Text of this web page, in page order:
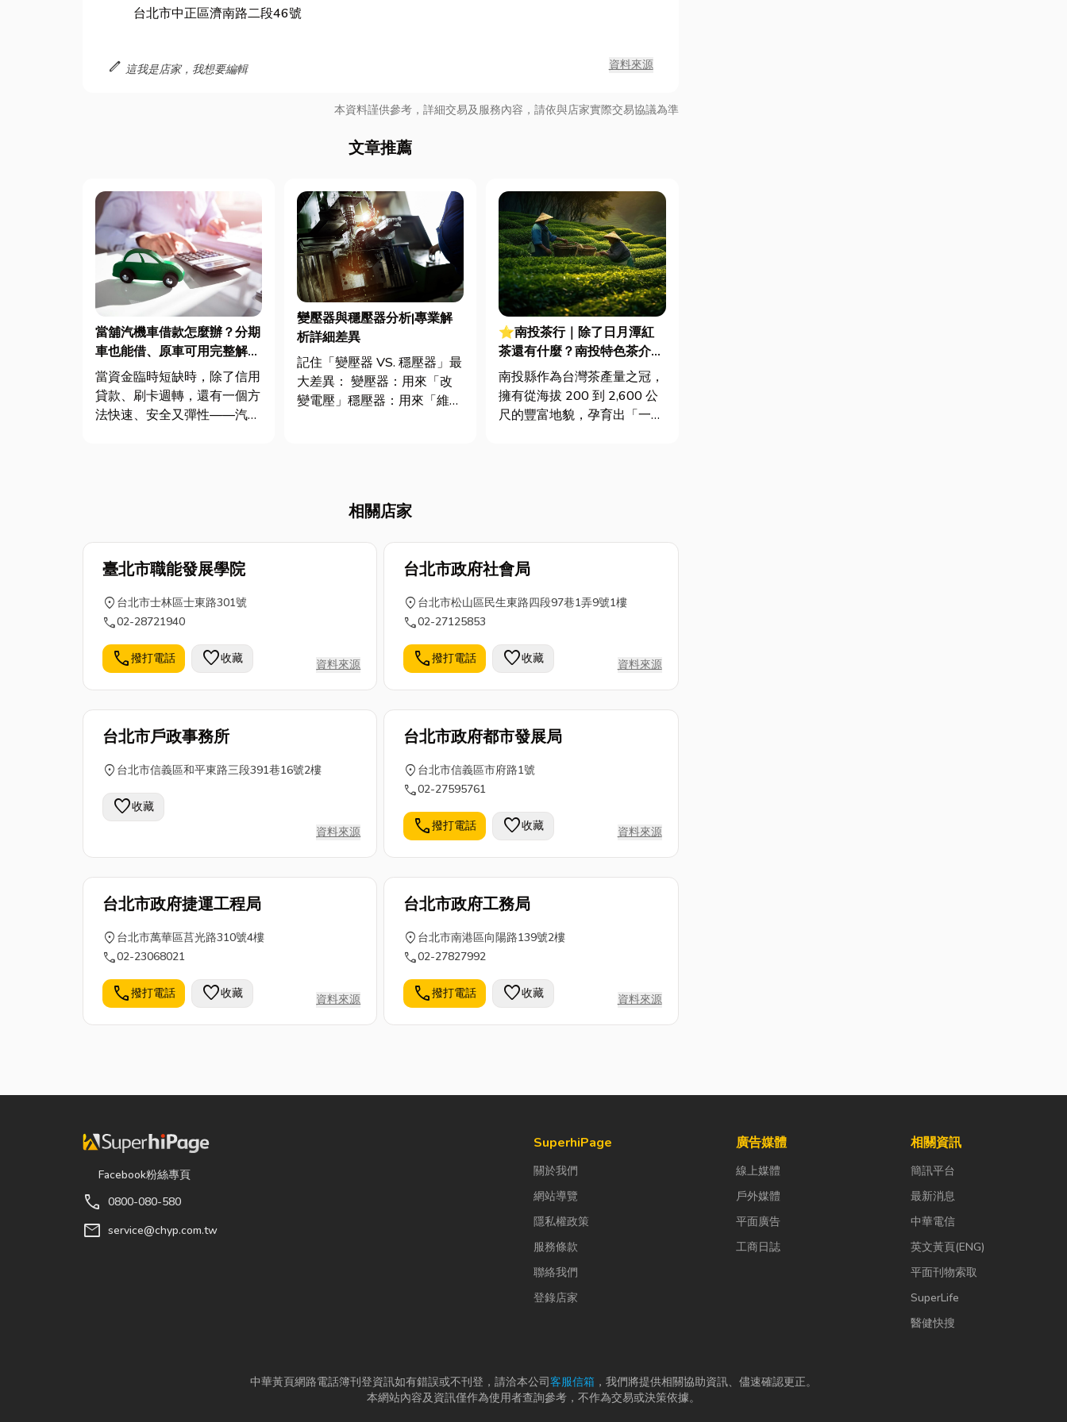
台北市中正區濟南路二段46號
edit 這我是店家，我想要編輯 資料來源
本資料謹供參考，詳細交易及服務內容，請依與店家實際交易協議為準
文章推薦
當舖汽機車借款怎麼辦？分期
車也能借、原車可用完整解
析！
當資金臨時短缺時，除了信用
貸款、刷卡週轉，還有一個方
法快速、安全又彈性——汽車
變壓器與穩壓器分析|專業解
析詳細差異
記住「變壓器 VS. 穩壓器」最
大差異： 變壓器：用來「改
變電壓」穩壓器：用來「維持
⭐南投茶行｜除了日月潭紅
茶還有什麼？南投特色茶介
紹，教你挑出極致回甘的高山
山頭氣
南投縣作為台灣茶產量之冠，
擁有從海拔 200 到 2,600 公
尺的豐富地貌，孕育出「一鄉
相關店家
臺北市職能發展學院
location_on 台北市士林區士東路301號
call02-28721940
call撥打電話 favorite收藏 資料來源
台北市政府社會局
location_on 台北市松山區民生東路四段97巷1弄9號1樓
call02-27125853
call撥打電話 favorite收藏 資料來源
台北市戶政事務所
location_on 台北市信義區和平東路三段391巷16號2樓
favorite收藏
資料來源
台北市政府都市發展局
location_on 台北市信義區市府路1號
call02-27595761
call撥打電話 favorite收藏 資料來源
台北市政府捷運工程局
location_on 台北市萬華區莒光路310號4樓
call02-23068021
call撥打電話 favorite收藏 資料來源
台北市政府工務局
location_on 台北市南港區向陽路139號2樓
call02-27827992
call撥打電話 favorite收藏 資料來源
Facebook粉絲專頁
call 0800-080-580
mail service@chyp.com.tw
SuperhiPage
關於我們
網站導覽
隱私權政策
服務條款
聯絡我們
登錄店家
廣告媒體
線上媒體
戶外媒體
平面廣告
工商日誌
相關資訊
簡訊平台
最新消息
中華電信
英文黃頁(ENG)
平面刊物索取
SuperLife
醫健快搜
中華黃頁網路電話簿刊登資訊如有錯誤或不刊登，請洽本公司客服信箱 ，我們將提供相關協助資訊、儘速確認更正。
本網站內容及資訊僅作為使用者查詢參考，不作為交易或決策依據。